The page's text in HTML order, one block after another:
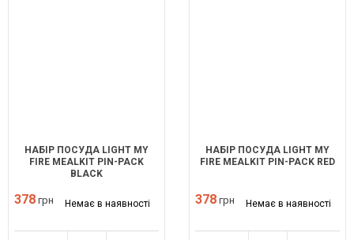
НАБІР ПОСУДА LIGHT MY
FIRE MEALKIT PIN-PACK
BLACK
378 грн Немає в наявності
НАБІР ПОСУДА LIGHT MY
FIRE MEALKIT PIN-PACK RED
378 грн Немає в наявності